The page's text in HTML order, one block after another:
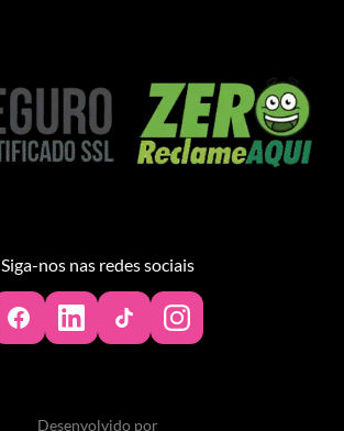
Siga-nos nas redes sociais
Desenvolvido por